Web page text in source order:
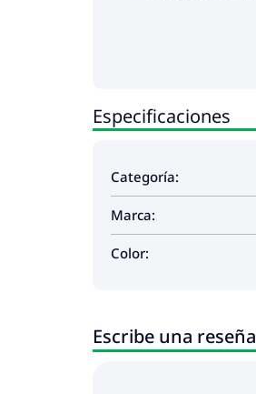
Especificaciones
Categoría:
Marca:
Color:
Escribe una reseña